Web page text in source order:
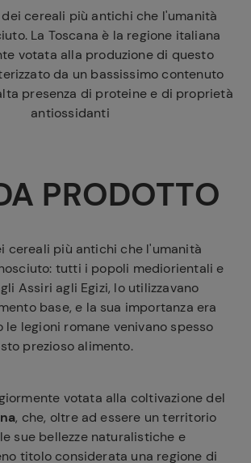
dei cereali più antichi che l'umanità
La Toscana è la regione italiana
votata alla produzione di questo
da un bassissimo contenuto
presenza di proteine e di proprietà
antiossidanti
PRODOTTO
cereali più antichi che l'umanità
tutti i popoli mediorientali e
Assiri agli Egizi, lo utilizzavano
base, e la sua importanza era
legioni romane venivano spesso
prezioso alimento.
votata alla coltivazione del
, che, oltre ad essere un territorio
sue bellezze naturalistiche e
titolo considerata una regione di